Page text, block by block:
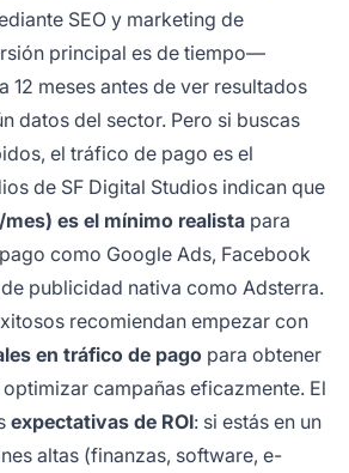
SEO y marketing de
principal es de tiempo—
12 meses antes de ver resultados
datos del sector. Pero si buscas
el tráfico de pago es el
de SF Digital Studios indican que
es el mínimo realista para
como Google Ads, Facebook
publicidad nativa como Adsterra.
recomiendan empezar con
en tráfico de pago para obtener
campañas eficazmente. El
expectativas de ROI: si estás en un
altas (finanzas, software, e-